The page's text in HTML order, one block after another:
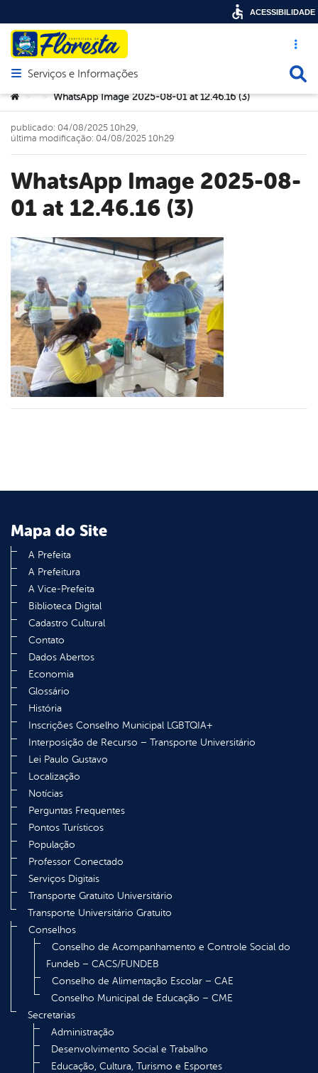
Acesso
Abrir menu principal de navegação
Serviços e Informações
Você está aqui:
> > WhatsApp Image 2025-08-01 at 12.46.16 (3)
WhatsApp Image 2025-08-
01 at 12.46.16 (3)
publicado: 04/08/2025 10h29,
última modificação: 04/08/2025 10h29
Mapa do Site
A Prefeita
A Prefeitura
A Vice-Prefeita
Biblioteca Digital
Cadastro Cultural
Contato
Dados Abertos
Economia
Glossário
História
Inscrições Conselho Municipal LGBTQIA+
Interposição de Recurso – Transporte Universitário
Lei Paulo Gustavo
Localização
Notícias
Perguntas Frequentes
Pontos Turísticos
População
Professor Conectado
Serviços Digitais
Transporte Gratuito Universitário
Transporte Universitário Gratuito
Conselhos
Conselho de Acompanhamento e Controle Social do
Fundeb – CACS/FUNDEB
Conselho de Alimentação Escolar – CAE
Conselho Municipal de Educação – CME
Secretarias
Administração
Desenvolvimento Social e Trabalho
Educação, Cultura, Turismo e Esportes
ACESSIBILIDADE